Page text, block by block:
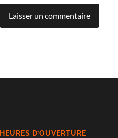
HEURES D’OUVERTURE